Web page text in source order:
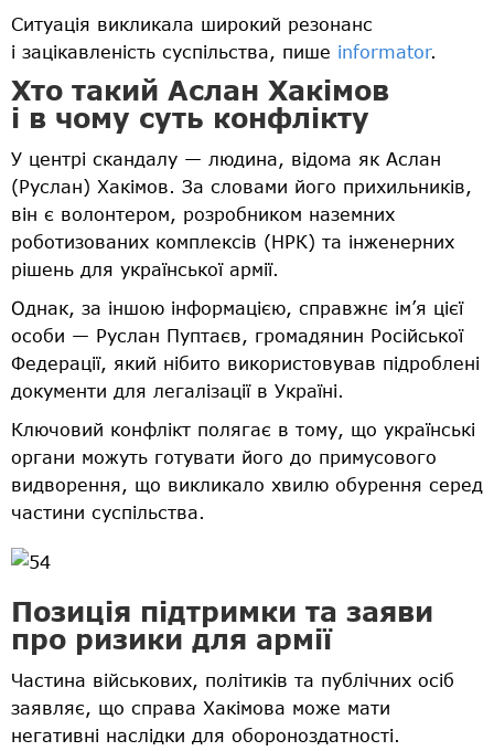
Ситуація викликала широкий резонанс
і зацікавленість суспільства, пише informator.
Хто такий Аслан Хакімов
і в чому суть конфлікту
У центрі скандалу — людина, відома як Аслан
(Руслан) Хакімов. За словами його прихильників,
він є волонтером, розробником наземних
роботизованих комплексів (НРК) та інженерних
рішень для української армії.
Однак, за іншою інформацією, справжнє ім’я цієї
особи — Руслан Пуптаєв, громадянин Російської
Федерації, який нібито використовував підроблені
документи для легалізації в Україні.
Ключовий конфлікт полягає в тому, що українські
органи можуть готувати його до примусового
видворення, що викликало хвилю обурення серед
частини суспільства.
Позиція підтримки та заяви
про ризики для армії
Частина військових, політиків та публічних осіб
заявляє, що справа Хакімова може мати
негативні наслідки для обороноздатності.